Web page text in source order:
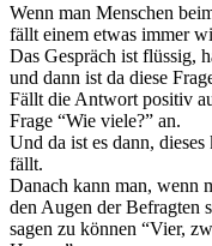
Wenn man Menschen
fällt einem etwas immer
Das Gespräch ist flüssig,
und dann ist da diese
Fällt die Antwort positiv
Frage “Wie viele?” an.
Und da ist es dann,
fällt.
Danach kann man, wenn
den Augen der Befragten
sagen zu können “Vier,